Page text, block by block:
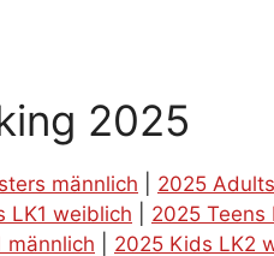
2025
männlich 2025
LK1 weiblich 2025 Teens
männlich 2025 Kids LK2